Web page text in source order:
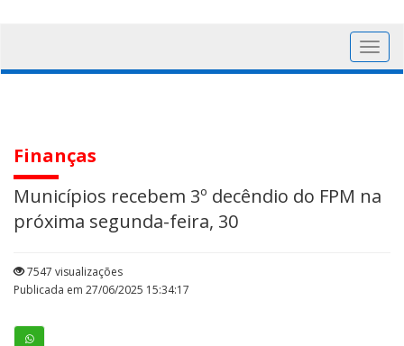
Finanças
Municípios recebem 3º decêndio do FPM na
próxima segunda-feira, 30
7547 visualizações
Publicada em 27/06/2025 15:34:17